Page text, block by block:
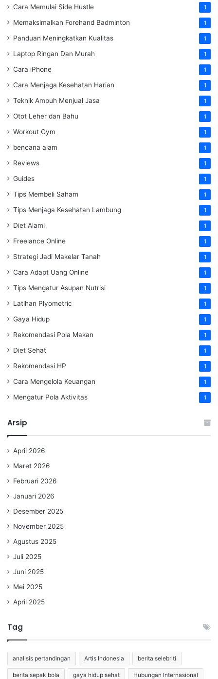
Cara Memulai Side Hustle 1
Memaksimalkan Forehand Badminton 1
Panduan Meningkatkan Kualitas 1
Laptop Ringan Dan Murah 1
Cara iPhone 1
Cara Menjaga Kesehatan Harian 1
Teknik Ampuh Menjual Jasa 1
Otot Leher dan Bahu 1
Workout Gym 1
bencana alam 1
Reviews 1
Guides 1
Tips Membeli Saham 1
Tips Menjaga Kesehatan Lambung 1
Diet Alami 1
Freelance Online 1
Strategi Jadi Makelar Tanah 1
Cara Adapt Uang Online 1
Tips Mengatur Asupan Nutrisi 1
Latihan Plyometric 1
Gaya Hidup 1
Rekomendasi Pola Makan 1
Diet Sehat 1
Rekomendasi HP 1
Cara Mengelola Keuangan 1
Mengatur Pola Aktivitas 1
Arsip
April 2026
Maret 2026
Februari 2026
Januari 2026
Desember 2025
November 2025
Agustus 2025
Juli 2025
Juni 2025
Mei 2025
April 2025
Tag
analisis pertandingan Artis Indonesia berita selebriti
berita sepak bola gaya hidup sehat Hubungan Internasional